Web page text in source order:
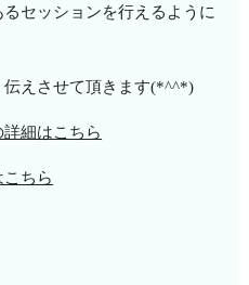
セッションを行えるように
えさせて頂きます(*^^*)
細はこちら
ちら